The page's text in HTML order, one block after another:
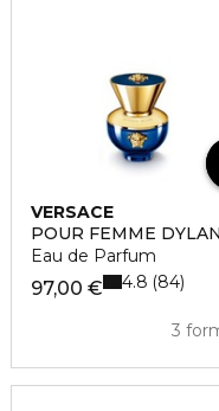
VERSACE
POUR FEMME DYLAN
Eau de Parfum
97,00 €
3
4.8 84